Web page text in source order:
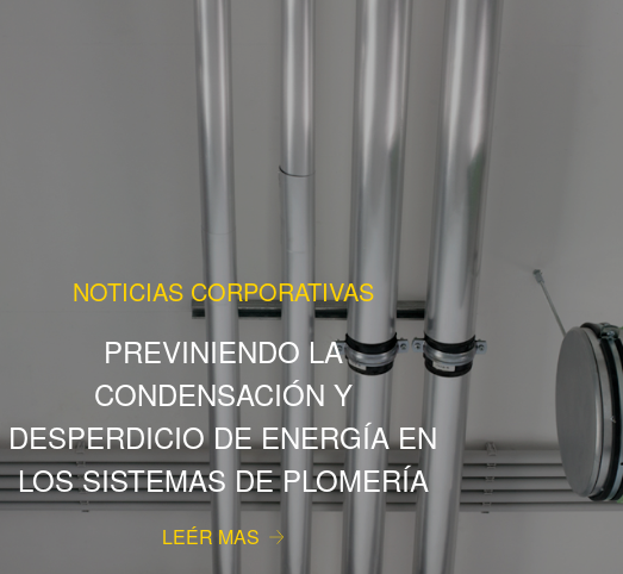
NOTICIAS CORPORATIVAS
PREVINIENDO LA
CONDENSACIÓN Y
DESPERDICIO DE ENERGÍA EN
LOS SISTEMAS DE PLOMERÍA
LEÉR MAS